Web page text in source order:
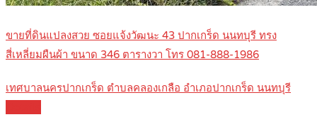
ขายที่ดินแปลงสวย ซอยแจ้งวัฒนะ 43 ปากเกร็ด นนทบุรี ทรง
สี่เหลี่ยมผืนผ้า ขนาด 346 ตารางวา โทร 081-888-1986
เทศบาลนครปากเกร็ด ตำบลคลองเกลือ อำเภอปากเกร็ด นนทบุรี